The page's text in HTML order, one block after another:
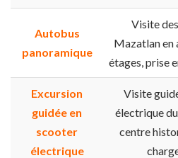
Autobus
panoramique
Visite
Mazatlan en
étages, prise
Excursion
guidée en
scooter
électrique
Visite
électrique
centre